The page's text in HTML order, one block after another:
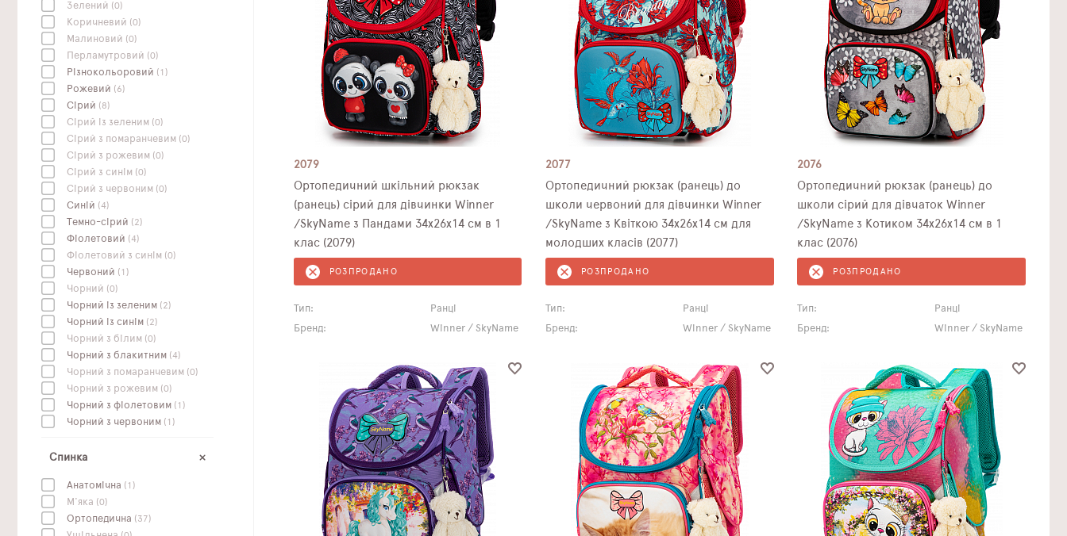
Зелений (0)
Коричневий (0)
Малиновий (0)
Перламутровий (0)
Різнокольоровий (1)
Рожевий (6)
Сірий (8)
Сірий із зеленим (0)
Сірий з помаранчевим (0)
Сірий з рожевим (0)
Сірий з синім (0)
Сірий з червоним (0)
Синій (4)
Темно-сірий (2)
Фіолетовий (4)
Фіолетовий з синім (0)
Червоний (1)
Чорний (0)
Чорний із зеленим (2)
Чорний із синім (2)
Чорний з білим (0)
Чорний з блакитним (4)
Чорний з помаранчевим (0)
Чорний з рожевим (0)
Чорний з фіолетовим (1)
Чорний з червоним (1)
Спинка
Анатомічна (1)
М'яка (0)
Ортопедична (37)
2079
Ортопедичний шкільний рюкзак
(ранець) сірий для дівчинки Winner
/SkyName з Пандами 34х26х14 см в 1
клас (2079)
РОЗПРОДАНО
Тип:
Ранці
Бренд:
Winner / SkyName
2077
Ортопедичний рюкзак (ранець) до
школи червоний для дівчинки Winner
/SkyName з Квіткою 34х26х14 см для
молодших класів (2077)
РОЗПРОДАНО
Тип:
Ранці
Бренд:
Winner / SkyName
2076
Ортопедичний рюкзак (ранець) до
школи сірий для дівчаток Winner
/SkyName з Котиком 34х26х14 см в 1
клас (2076)
РОЗПРОДАНО
Тип:
Ранці
Бренд:
Winner / SkyName